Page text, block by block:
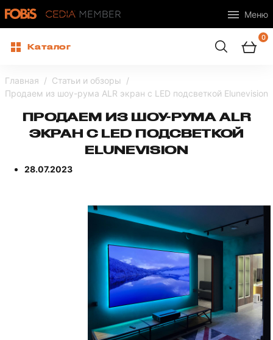
Меню
Каталог
0
Главная
Статьи и обзоры
Продаем из шоу-рума ALR экран с LED подсветкой Elunevision
ПРОДАЕМ ИЗ ШОУ-РУМА ALR
ЭКРАН С LED ПОДСВЕТКОЙ
ELUNEVISION
28.07.2023